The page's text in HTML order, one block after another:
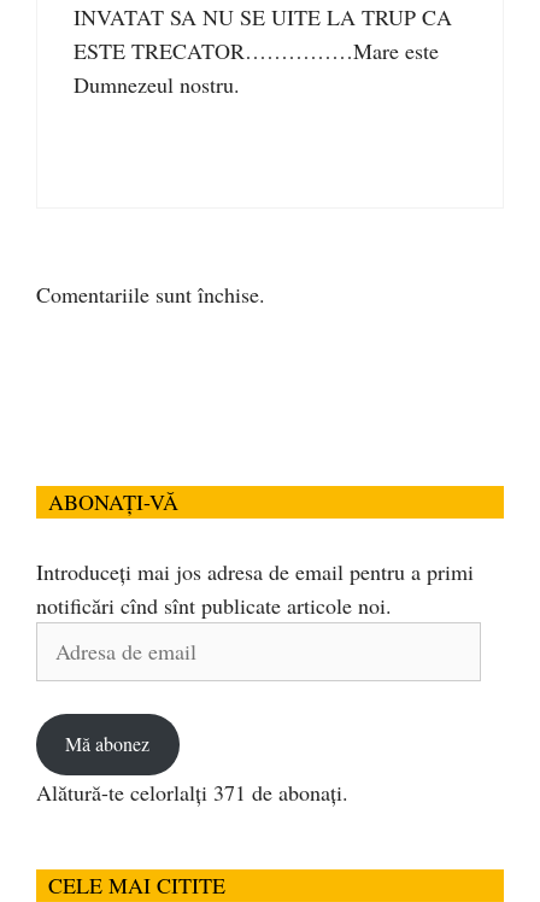
INVATAT SA NU SE UITE LA TRUP CA
ESTE TRECATOR……………Mare este
Dumnezeul nostru.
Comentariile sunt închise.
ABONAȚI-VĂ
Introduceți mai jos adresa de email pentru a primi
notificări cînd sînt publicate articole noi.
Mă abonez
Alătură-te celorlalți 371 de abonați.
CELE MAI CITITE